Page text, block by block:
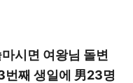
시면 여왕님 돌변
번째 생일에 男23명